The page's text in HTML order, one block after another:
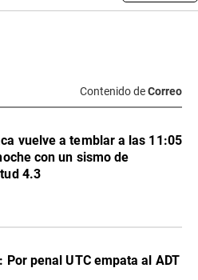
Contenido deCorreo
vuelve a temblar a las 11:05
con un sismo de
4.3
Por penal UTC empata al ADT